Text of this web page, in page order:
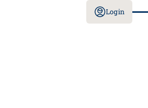
Login